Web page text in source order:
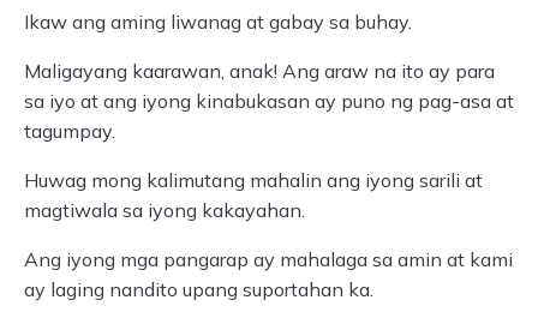
Ikaw ang aming liwanag at gabay sa buhay.
Maligayang kaarawan, anak! Ang araw na ito ay para
sa iyo at ang iyong kinabukasan ay puno ng pag-asa at
tagumpay.
Huwag mong kalimutang mahalin ang iyong sarili at
magtiwala sa iyong kakayahan.
Ang iyong mga pangarap ay mahalaga sa amin at kami
ay laging nandito upang suportahan ka.